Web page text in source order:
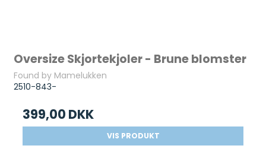
Oversize Skjortekjoler - Brune blomster
Found by Mamelukken
2510-843-
399,00 DKK
VIS PRODUKT